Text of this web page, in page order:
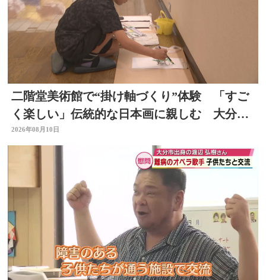
二階堂美術館で“掛け軸づくり”体験 「すご
く楽しい」伝統的な日本画に親しむ 大分県
日出町
2026年08月10日